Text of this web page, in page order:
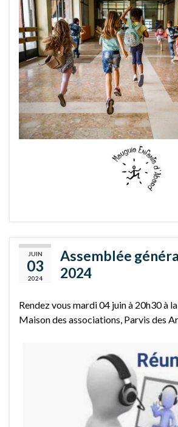
JUIN
03
2024
Assemblée
2024
Rendez vous mardi 04 juin à 20h30 à
Maison des associations, Parvis des